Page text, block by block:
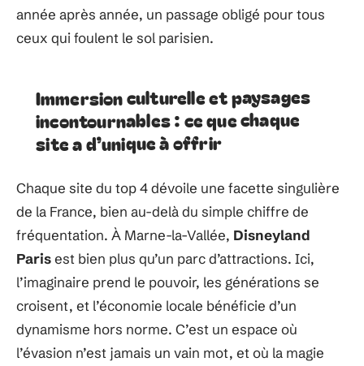
année après année, un passage obligé pour tous
ceux qui foulent le sol parisien.
Immersion culturelle et paysages
incontournables : ce que chaque
site a d’unique à offrir
Chaque site du top 4 dévoile une facette singulière
de la France, bien au-delà du simple chiffre de
fréquentation. À Marne-la-Vallée, Disneyland
Parisest bien plus qu’un parc d’attractions. Ici,
l’imaginaire prend le pouvoir, les générations se
croisent, et l’économie locale bénéficie d’un
dynamisme hors norme. C’est un espace où
l’évasion n’est jamais un vain mot, et où la magie